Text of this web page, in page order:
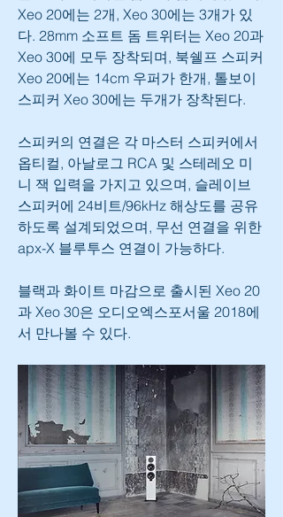
Xeo 20에는 2개, Xeo 30에는 3개가 있
다. 28mm 소프트 돔 트위터는 Xeo 20과
Xeo 30에 모두 장착되며, 북쉘프 스피커
Xeo 20에는 14cm 우퍼가 한개, 톨보이
스피커 Xeo 30에는 두개가 장착된다.
스피커의 연결은 각 마스터 스피커에서
옵티컬, 아날로그 RCA 및 스테레오 미
니 잭 입력을 가지고 있으며, 슬레이브
스피커에 24비트/96kHz 해상도를 공유
하도록 설계되었으며, 무선 연결을 위한
apx-X 블루투스 연결이 가능하다.
블랙과 화이트 마감으로 출시된 Xeo 20
과 Xeo 30은 오디오엑스포서울 2018에
서 만나볼 수 있다.